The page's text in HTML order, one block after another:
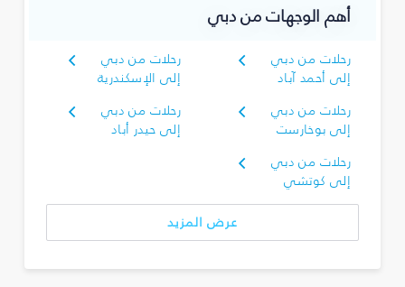
أهم الوجهات من دبي
رحلات من دبي
إلى أحمد آباد
رحلات من دبي
إلى الإسكندرية
رحلات من دبي
إلى بوخارست
رحلات من دبي
إلى حيدر أباد
رحلات من دبي
إلى كوتشي
عرض المزيد